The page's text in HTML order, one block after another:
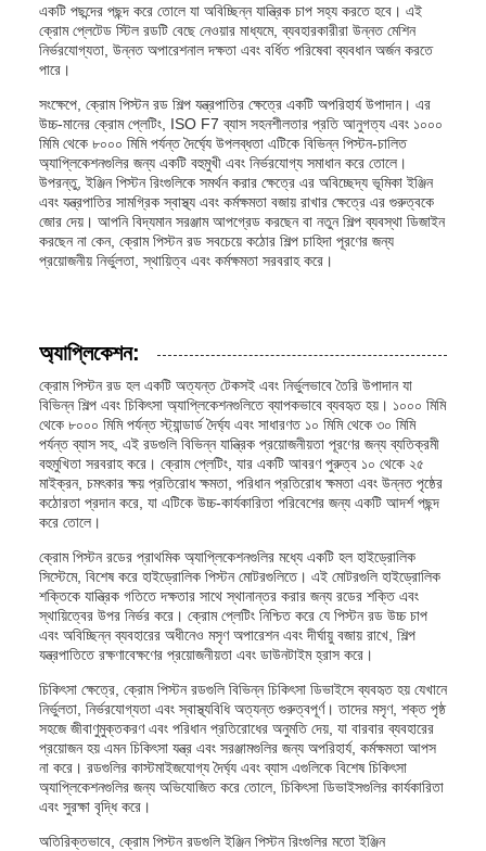
একটি পছন্দের পছন্দ করে তোলে যা অবিচ্ছিন্ন যান্ত্রিক চাপ সহ্য করতে হবে। এই
ক্রোম প্লেটেড স্টিল রডটি বেছে নেওয়ার মাধ্যমে, ব্যবহারকারীরা উন্নত মেশিন
নির্ভরযোগ্যতা, উন্নত অপারেশনাল দক্ষতা এবং বর্ধিত পরিষেবা ব্যবধান অর্জন করতে
পারে।
সংক্ষেপে, ক্রোম পিস্টন রড শিল্প যন্ত্রপাতির ক্ষেত্রে একটি অপরিহার্য উপাদান। এর
উচ্চ-মানের ক্রোম প্লেটিং, ISO F7 ব্যাস সহনশীলতার প্রতি আনুগত্য এবং ১০০০
মিমি থেকে ৮০০০ মিমি পর্যন্ত দৈর্ঘ্যে উপলব্ধতা এটিকে বিভিন্ন পিস্টন-চালিত
অ্যাপ্লিকেশনগুলির জন্য একটি বহুমুখী এবং নির্ভরযোগ্য সমাধান করে তোলে।
উপরন্তু, ইঞ্জিন পিস্টন রিংগুলিকে সমর্থন করার ক্ষেত্রে এর অবিচ্ছেদ্য ভূমিকা ইঞ্জিন
এবং যন্ত্রপাতির সামগ্রিক স্বাস্থ্য এবং কর্মক্ষমতা বজায় রাখার ক্ষেত্রে এর গুরুত্বকে
জোর দেয়। আপনি বিদ্যমান সরঞ্জাম আপগ্রেড করছেন বা নতুন শিল্প ব্যবস্থা ডিজাইন
করছেন না কেন, ক্রোম পিস্টন রড সবচেয়ে কঠোর শিল্প চাহিদা পূরণের জন্য
প্রয়োজনীয় নির্ভুলতা, স্থায়িত্ব এবং কর্মক্ষমতা সরবরাহ করে।
অ্যাপ্লিকেশন:
ক্রোম পিস্টন রড হল একটি অত্যন্ত টেকসই এবং নির্ভুলভাবে তৈরি উপাদান যা
বিভিন্ন শিল্প এবং চিকিৎসা অ্যাপ্লিকেশনগুলিতে ব্যাপকভাবে ব্যবহৃত হয়। ১০০০ মিমি
থেকে ৮০০০ মিমি পর্যন্ত স্ট্যান্ডার্ড দৈর্ঘ্য এবং সাধারণত ১০ মিমি থেকে ৩০ মিমি
পর্যন্ত ব্যাস সহ, এই রডগুলি বিভিন্ন যান্ত্রিক প্রয়োজনীয়তা পূরণের জন্য ব্যতিক্রমী
বহুমুখিতা সরবরাহ করে। ক্রোম প্লেটিং, যার একটি আবরণ পুরুত্ব ১০ থেকে ২৫
মাইক্রন, চমৎকার ক্ষয় প্রতিরোধ ক্ষমতা, পরিধান প্রতিরোধ ক্ষমতা এবং উন্নত পৃষ্ঠের
কঠোরতা প্রদান করে, যা এটিকে উচ্চ-কার্যকারিতা পরিবেশের জন্য একটি আদর্শ পছন্দ
করে তোলে।
ক্রোম পিস্টন রডের প্রাথমিক অ্যাপ্লিকেশনগুলির মধ্যে একটি হল হাইড্রোলিক
সিস্টেমে, বিশেষ করে হাইড্রোলিক পিস্টন মোটরগুলিতে। এই মোটরগুলি হাইড্রোলিক
শক্তিকে যান্ত্রিক গতিতে দক্ষতার সাথে স্থানান্তর করার জন্য রডের শক্তি এবং
স্থায়িত্বের উপর নির্ভর করে। ক্রোম প্লেটিং নিশ্চিত করে যে পিস্টন রড উচ্চ চাপ
এবং অবিচ্ছিন্ন ব্যবহারের অধীনেও মসৃণ অপারেশন এবং দীর্ঘায়ু বজায় রাখে, শিল্প
যন্ত্রপাতিতে রক্ষণাবেক্ষণের প্রয়োজনীয়তা এবং ডাউনটাইম হ্রাস করে।
চিকিৎসা ক্ষেত্রে, ক্রোম পিস্টন রডগুলি বিভিন্ন চিকিৎসা ডিভাইসে ব্যবহৃত হয় যেখানে
নির্ভুলতা, নির্ভরযোগ্যতা এবং স্বাস্থ্যবিধি অত্যন্ত গুরুত্বপূর্ণ। তাদের মসৃণ, শক্ত পৃষ্ঠ
সহজে জীবাণুমুক্তকরণ এবং পরিধান প্রতিরোধের অনুমতি দেয়, যা বারবার ব্যবহারের
প্রয়োজন হয় এমন চিকিৎসা যন্ত্র এবং সরঞ্জামগুলির জন্য অপরিহার্য, কর্মক্ষমতা আপস
না করে। রডগুলির কাস্টমাইজযোগ্য দৈর্ঘ্য এবং ব্যাস এগুলিকে বিশেষ চিকিৎসা
অ্যাপ্লিকেশনগুলির জন্য অভিযোজিত করে তোলে, চিকিৎসা ডিভাইসগুলির কার্যকারিতা
এবং সুরক্ষা বৃদ্ধি করে।
অতিরিক্তভাবে, ক্রোম পিস্টন রডগুলি ইঞ্জিন পিস্টন রিংগুলির মতো ইঞ্জিন